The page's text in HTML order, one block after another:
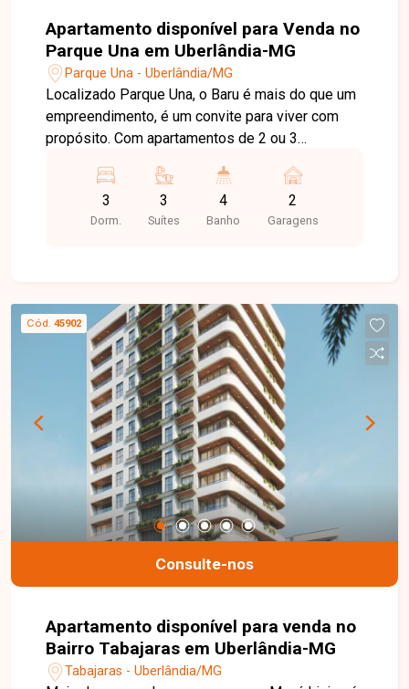
Apartamento disponível para Venda no
Parque Una em Uberlândia-MG
Parque Una - Uberlândia/MG
Localizado Parque Una, o Baru é mais do que um
empreendimento, é um convite para viver com
propósito. Com apartamentos de 2 ou 3
ideais para diferentes estilos de vida, sempre
com a rentabilidade certa e a solidez de um
investimento seguro. Inspirado no fruto do
o equilíbrio entre natureza e arquitetura, entre lar
e futuro. Baru será sua casa. E também seu ponto
de partida. Um lugar para criar memórias, gerar
frutos e estender suas raízes com confiança e
tranquilidade. Nossa equipe está pronta para tirar
suas dúvidas e te acompanhar em cada etapa do
processo. Fale conosco pelo telefone ou
WhatsApp: (34) 3230-9900, ou, se preferir, venha
até uma de nossas unidades e converse
pessoalmente com um dos nossos consultores.
Estamos aqui para te ajudar a encontrar o imóvel
3
Dorm.
3
Suítes
4
Banho
2
Garagens
Cód. 45902
Consulte-nos
Apartamento disponível para venda no
Bairro Tabajaras em Uberlândia-MG
Tabajaras - Uberlândia/MG